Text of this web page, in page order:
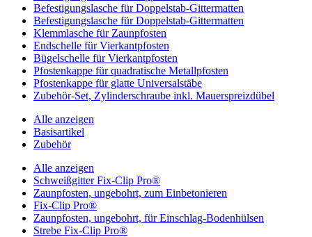
Befestigungslasche für Doppelstab-Gittermatten
Befestigungslasche für Doppelstab-Gittermatten
Klemmlasche für Zaunpfosten
Endschelle für Vierkantpfosten
Bügelschelle für Vierkantpfosten
Pfostenkappe für quadratische Metallpfosten
Pfostenkappe für glatte Universalstäbe
Zubehör-Set, Zylinderschraube inkl. Mauerspreizdübel
Alle anzeigen
Basisartikel
Zubehör
Alle anzeigen
Schweißgitter Fix-Clip Pro®
Zaunpfosten, ungebohrt, zum Einbetonieren
Fix-Clip Pro®
Zaunpfosten, ungebohrt, für Einschlag-Bodenhülsen
Strebe Fix-Clip Pro®